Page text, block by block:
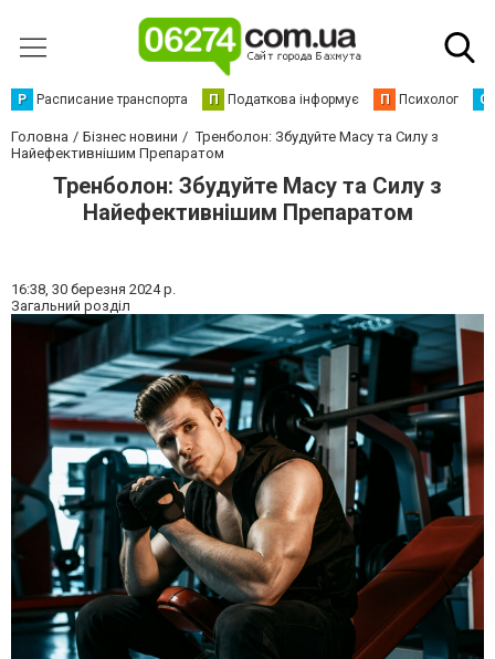
Р Расписание транспорта П Податкова інформує П Психолог С
Головна Бізнес новини
Тренболон: Збудуйте Масу та Силу з
Найефективнішим Препаратом
Тренболон: Збудуйте Масу та Силу з
Найефективнішим Препаратом
16:38, 30 березня 2024 р.
Загальний розділ